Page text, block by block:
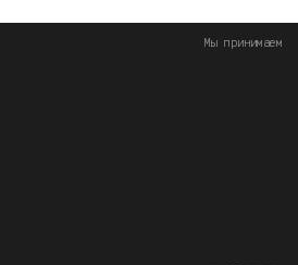
Мы принимаем